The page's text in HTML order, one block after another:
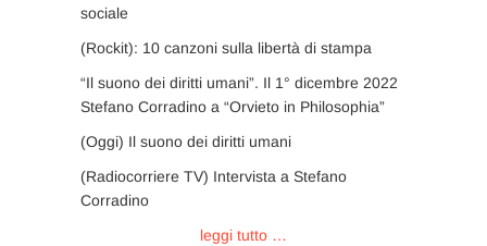
sociale
(Rockit): 10 canzoni sulla libertà di stampa
“Il suono dei diritti umani”. Il 1° dicembre 2022
Stefano Corradino a “Orvieto in Philosophia”
(Oggi) Il suono dei diritti umani
(Radiocorriere TV) Intervista a Stefano
Corradino
leggi tutto …